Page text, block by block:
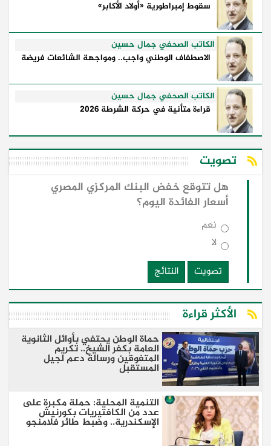
سقوط إمبراطورية «أولاد الأكابر»
الكاتب الصحفي جمال حسين
الاصطفاف الوطني واجب.. ومواجهة الشائعات فريضة
الكاتب الصحفي جمال حسين
قراءة متأنية في حركة الشرطة 2026
تصويت
هل تتوقع خفض البنك المركزي المصري
أسعار الفائدة اليوم؟
نعم
لا
تصويت
النتائج
الأكثر قراءة
حماة الوطن يحتفي بأوائل الثانوية
العامة بكفر الشيخ.. تكريم
المتفوقين ورسالة دعم لجيل
المستقبل
التنمية المحلية: حملة مكبرة على
عدد من الكافتيريات بكورنيش
الإسكندرية.. وضبط طائر فلامنجو